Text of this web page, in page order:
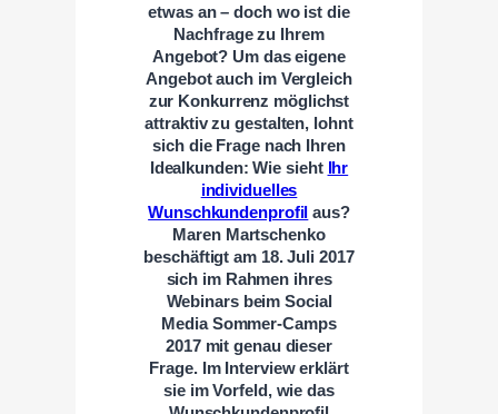
etwas an – doch wo ist die
Nachfrage zu Ihrem
Angebot? Um das eigene
Angebot auch im Vergleich
zur Konkurrenz möglichst
attraktiv zu gestalten, lohnt
sich die Frage nach Ihren
Idealkunden: Wie sieht
Ihr
individuelles
Wunschkundenprofil aus?
Maren Martschenko
beschäftigt am 18. Juli 2017
sich im Rahmen ihres
Webinars beim Social
Media Sommer-Camps
2017 mit genau dieser
Frage. Im Interview erklärt
sie im Vorfeld, wie das